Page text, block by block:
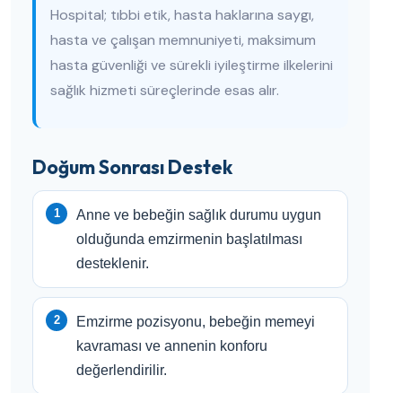
Hospital; tıbbi etik, hasta haklarına saygı,
hasta ve çalışan memnuniyeti, maksimum
hasta güvenliği ve sürekli iyileştirme ilkelerini
sağlık hizmeti süreçlerinde esas alır.
Doğum Sonrası Destek
Anne ve bebeğin sağlık durumu uygun
olduğunda emzirmenin başlatılması
desteklenir.
Emzirme pozisyonu, bebeğin memeyi
kavraması ve annenin konforu
değerlendirilir.